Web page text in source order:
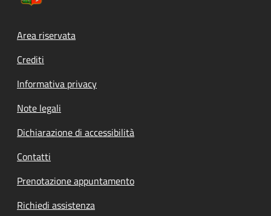
Footer menu
Area riservata
Crediti
Informativa privacy
Note legali
Dichiarazione di accessibilità
Contatti
Prenotazione appuntamento
Richiedi assistenza